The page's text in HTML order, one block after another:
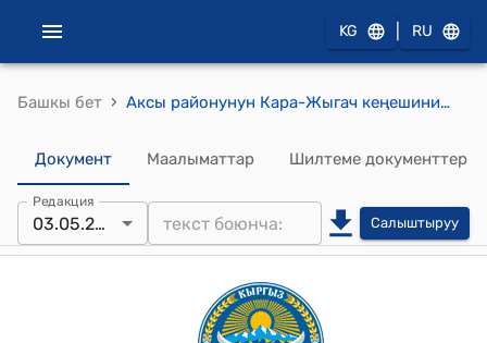
KG RU
Башкы бет › Аксы районунун Кара-Жыгач кеңешинин 2023-жылдын 03-майы № 12/3 "Кара-Жыгач – Сары-Челек авто жолунун жээгиндеги жөө жүргүнчүлөр жүрүүчү темир тосмону (тротуарды) көзөмөлгө алуу жөнүндө" токтому
Документ Маалыматтар Шилтеме документтер
Редакция
03.05.2023 Салыштыруу